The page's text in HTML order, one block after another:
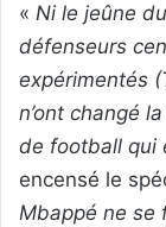
« Ni le jeûne
défenseurs
expérimentés
n’ont changé
de football qui
encensé le
Mbappé ne se